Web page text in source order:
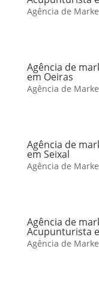
Agência de
Agência de
em Oeiras
Agência de
Agência de
em Seixal
Agência de
Agência de
Acupunturista
Agência de